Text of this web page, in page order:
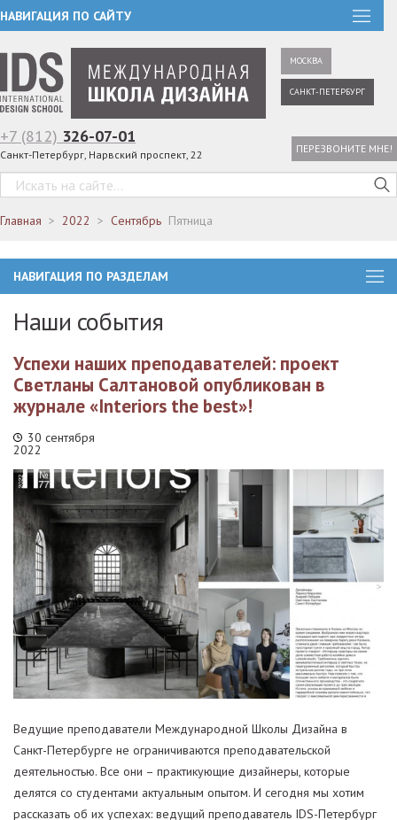
НАВИГАЦИЯ ПО САЙТУ
МОСКВА
САНКТ-ПЕТЕРБУРГ
+7 (812) 326-07-01
Санкт-Петербург, Нарвский проспект, 22 ПЕРЕЗВОНИТЕ МНЕ!
Главная 2022 Сентябрь Пятница
НАВИГАЦИЯ ПО РАЗДЕЛАМ
Наши события
Успехи наших преподавателей: проект
Светланы Салтановой опубликован в
журнале «Interiors the best»!
30 сентября
2022
Ведущие преподаватели Международной Школы Дизайна в
Санкт-Петербурге не ограничиваются преподавательской
деятельностью. Все они – практикующие дизайнеры, которые
делятся со студентами актуальным опытом. И сегодня мы хотим
рассказать об их успехах: ведущий преподаватель IDS-Петербург